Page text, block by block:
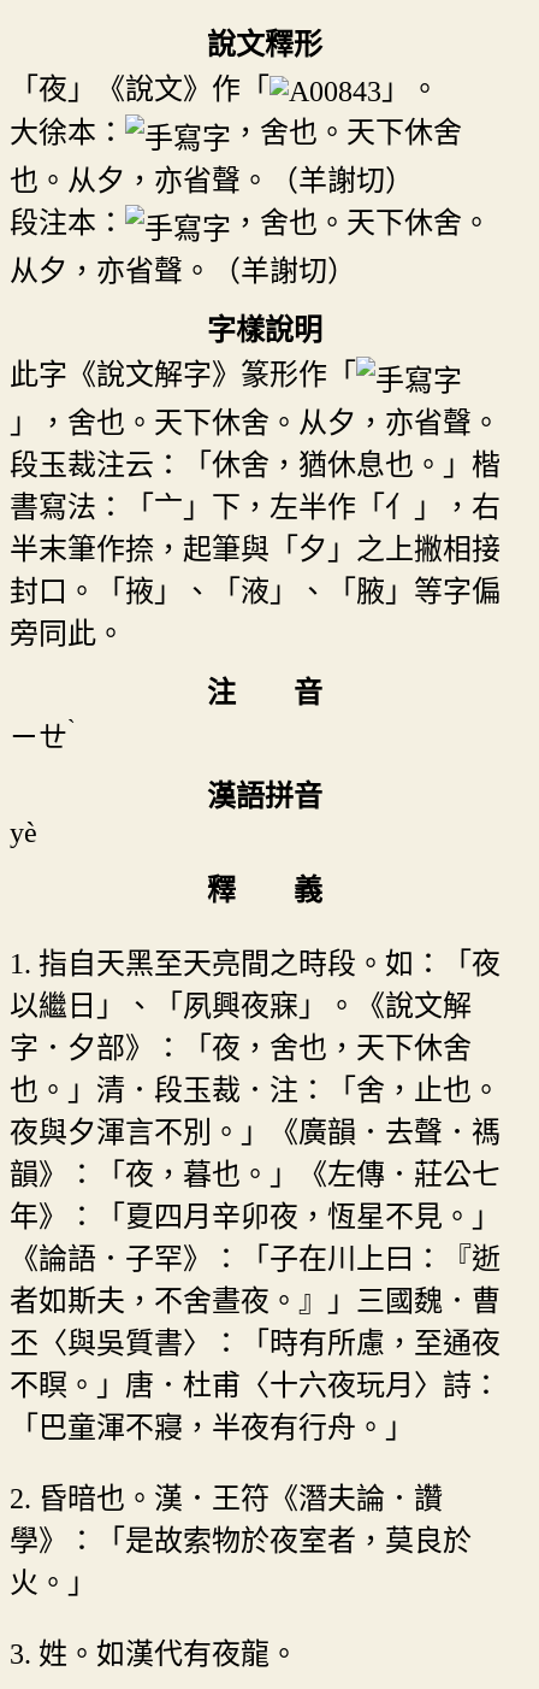
說文釋形
「夜」《說文》作「
」。
大徐本：
，舍也。天下休舍
也。从夕，亦省聲。（羊謝切）
段注本：
，舍也。天下休舍。
从夕，亦省聲。（羊謝切）
字樣說明
此字《說文解字》篆形作「
」，舍也。天下休舍。从夕，亦省聲。
段玉裁注云：「休舍，猶休息也。」楷
書寫法：「亠」下，左半作「亻」，右
半末筆作捺，起筆與「夕」之上撇相接
封口。「掖」、「液」、「腋」等字偏
旁同此。
注 音
ㄧㄝˋ
漢語拼音
yè
釋 義
1. 指自天黑至天亮間之時段。如：「夜
以繼日」、「夙興夜寐」。《說文解
字．夕部》：「夜，舍也，天下休舍
也。」清．段玉裁．注：「舍，止也。
夜與夕渾言不別。」《廣韻．去聲．禡
韻》：「夜，暮也。」《左傳．莊公七
年》：「夏四月辛卯夜，恆星不見。」
《論語．子罕》：「子在川上曰：『逝
者如斯夫，不舍晝夜。』」三國魏．曹
丕〈與吳質書〉：「時有所慮，至通夜
不瞑。」唐．杜甫〈十六夜玩月〉詩：
「巴童渾不寢，半夜有行舟。」
2. 昏暗也。漢．王符《潛夫論．讚
學》：「是故索物於夜室者，莫良於
火。」
3. 姓。如漢代有夜龍。